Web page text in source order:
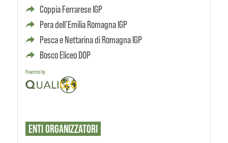
Coppia Ferrarese IGP
Pera dell’Emilia Romagna IGP
Pesca e Nettarina di Romagna IGP
Bosco Eliceo DOP
Powered by
ENTIORGANIZZATORI